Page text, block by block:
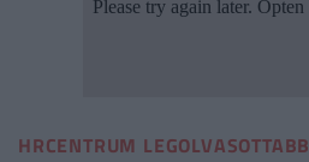
HRCENTRUM LEGOLVASOTTABB